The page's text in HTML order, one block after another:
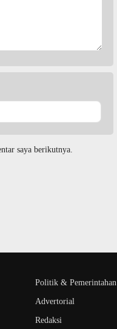
saya berikutnya.
Politik & Pemerintahan
Advertorial
Redaksi